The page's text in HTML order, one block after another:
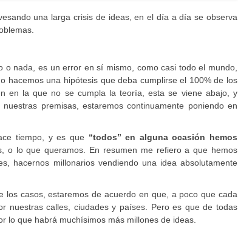
una larga crisis de ideas, en el día a día se observa
nada, es un error en sí mismo, como casi todo el mundo,
hacemos una hipótesis que deba cumplirse el 100% de los
en la que no se cumpla la teoría, esta se viene abajo, y
premisas, estaremos continuamente poniendo en
tiempo, y es que “todos” en alguna ocasión hemos
o lo que queramos. En resumen me refiero a que hemos
hacernos millonarios vendiendo una idea absolutamente
casos, estaremos de acuerdo en que, a poco que cada
nuestras calles, ciudades y países. Pero es que de todas
lo que habrá muchísimos más millones de ideas.